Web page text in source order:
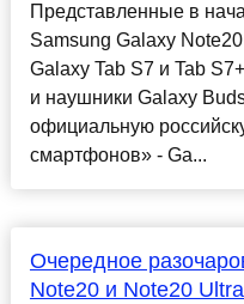
Представленные в
Samsung Galaxy
Galaxy Tab S7 и Tab
и наушники Galaxy
официальную
смартфонов» - Ga...
Очередное
Note20 и Note20